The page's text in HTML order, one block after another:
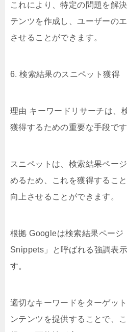
これにより、特定の問題を解
テンツを作成し、ユーザーの
させることができます。
6. 検索結果のスニペット獲得
理由 キーワードリサーチは、
獲得するための重要な手段です
スニペットは、検索結果ペー
めるため、これを獲得するこ
向上させることができます。
根拠 Googleは検索結果ペー
Snippets」と呼ばれる強調表
す。
適切なキーワードをターゲッ
ンテンツを提供することで、